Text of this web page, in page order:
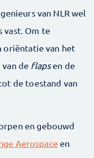
van NLR wel
vast. Om te
oriëntatie van het
de flapsen de
de toestand van
en gebouwd
Aerospace en